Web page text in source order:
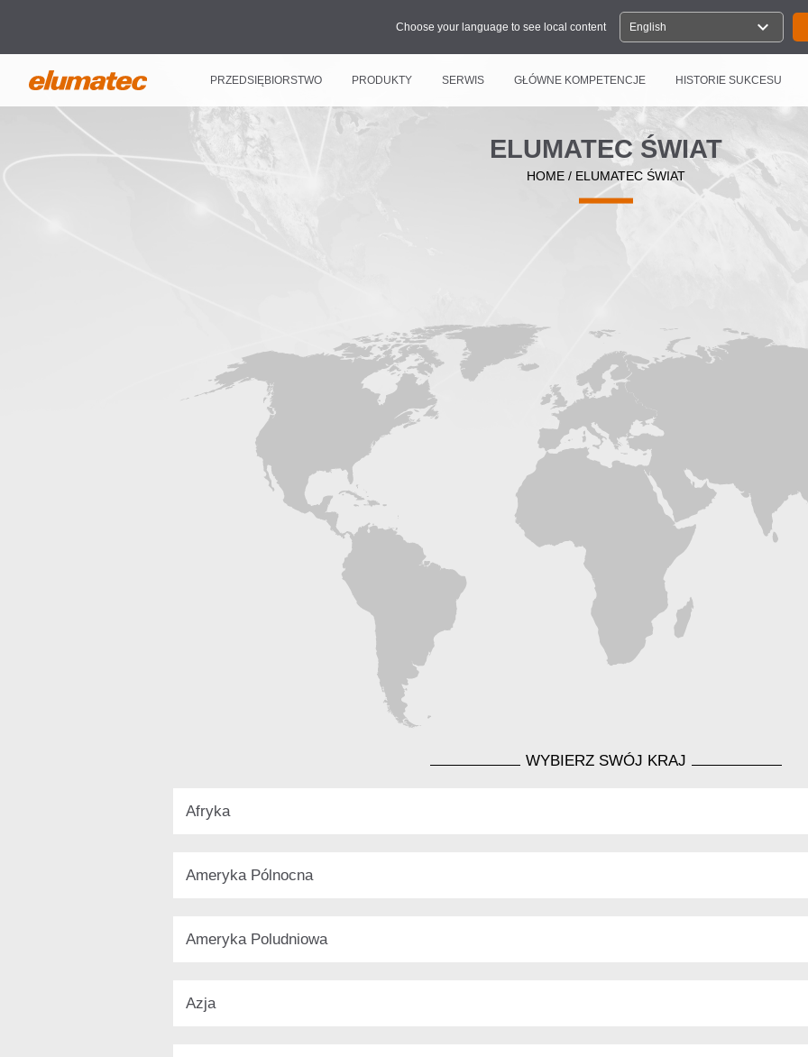
Choose your language to see local content English expand_more
PRZEDSIĘBIORSTWO PRODUKTY SERWIS GŁÓWNE KOMPETENCJE HISTORIE SUKCESU
ELUMATEC ŚWIAT
HOME / ELUMATEC ŚWIAT
WYBIERZ SWÓJ KRAJ
Afryka
Ameryka Pólnocna
Ameryka Poludniowa
Azja